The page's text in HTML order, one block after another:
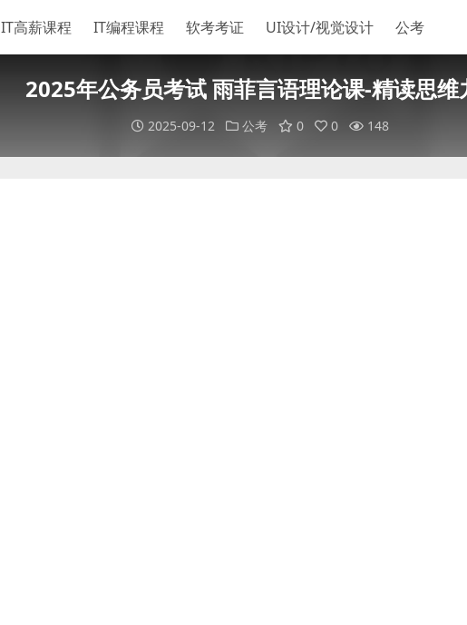
IT高薪课程 IT编程课程 软考考证 UI设计/视觉设计 公考
2025年公务员考试 雨菲言语理论课-精读思维
2025-09-12 公考 0 0 148